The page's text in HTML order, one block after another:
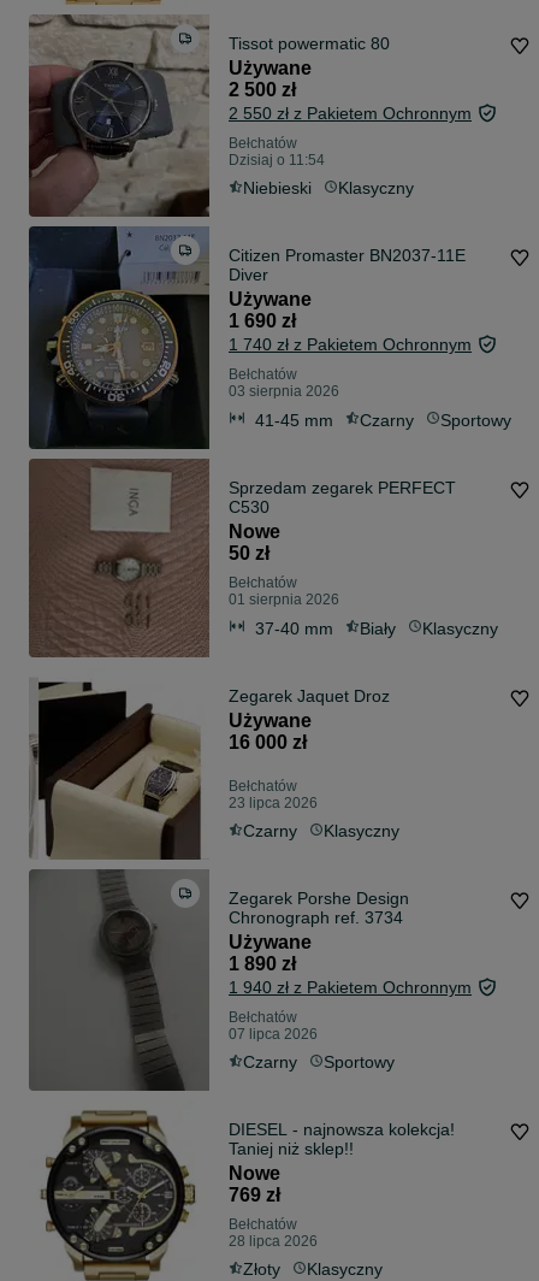
Tissot powermatic 80
Używane
2 500 zł
2 550 zł z Pakietem Ochronnym
Bełchatów
Dzisiaj o 11:54
Niebieski Klasyczny
Citizen Promaster BN2037-11E
Diver
Używane
1 690 zł
1 740 zł z Pakietem Ochronnym
Bełchatów
03 sierpnia 2026
41-45 mm Czarny Sportowy
Sprzedam zegarek PERFECT
C530
Nowe
50 zł
Bełchatów
01 sierpnia 2026
37-40 mm Biały Klasyczny
Zegarek Jaquet Droz
Używane
16 000 zł
Bełchatów
23 lipca 2026
Czarny Klasyczny
Zegarek Porshe Design
Chronograph ref. 3734
Używane
1 890 zł
1 940 zł z Pakietem Ochronnym
Bełchatów
07 lipca 2026
Czarny Sportowy
DIESEL - najnowsza kolekcja!
Taniej niż sklep!!
Nowe
769 zł
Bełchatów
28 lipca 2026
Złoty Klasyczny